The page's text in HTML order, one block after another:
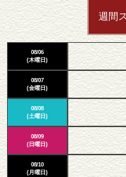
週間
08/06
(木曜日)
08/07
(金曜日)
08/08
(土曜日)
08/09
(日曜日)
08/10
(月曜日)